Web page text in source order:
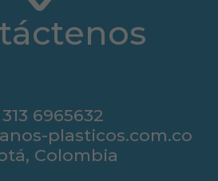
313 6965632
plasticos.com.co
Colombia